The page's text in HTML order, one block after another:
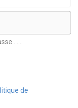
......
de